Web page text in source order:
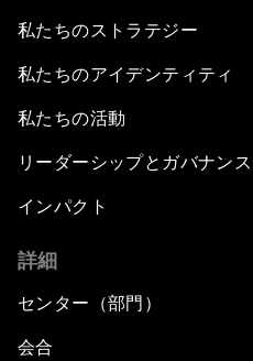
私たちのストラテジー
私たちのアイデンティティ
私たちの活動
リーダーシップとガバナンス
インパクト
詳細
センター（部門）
会合